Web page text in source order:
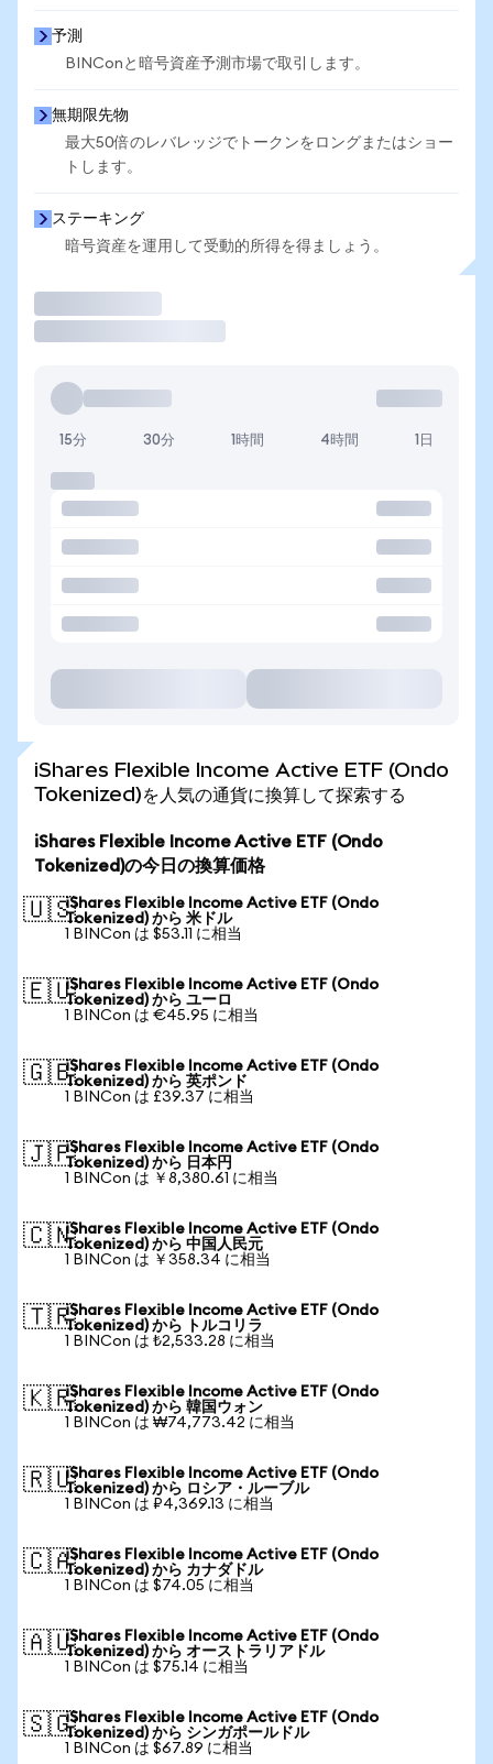
予測
BINConと暗号資産予測市場で取引します。
無期限先物
最大50倍のレバレッジでトークンをロングまたはショー
トします。
ステーキング
暗号資産を運用して受動的所得を得ましょう。
15分 30分 1時間 4時間 1日
iShares Flexible Income Active ETF (Ondo
Tokenized)を人気の通貨に換算して探索する
iShares Flexible Income Active ETF (Ondo
Tokenized)の今日の換算価格
🇺🇸iShares Flexible Income Active ETF (Ondo
Tokenized) から 米ドル
1 BINCon は $53.11 に相当
🇪🇺iShares Flexible Income Active ETF (Ondo
Tokenized) から ユーロ
1 BINCon は €45.95 に相当
🇬🇧iShares Flexible Income Active ETF (Ondo
Tokenized) から 英ポンド
1 BINCon は £39.37 に相当
🇯🇵iShares Flexible Income Active ETF (Ondo
Tokenized) から 日本円
1 BINCon は ￥8,380.61 に相当
🇨🇳iShares Flexible Income Active ETF (Ondo
Tokenized) から 中国人民元
1 BINCon は ￥358.34 に相当
🇹🇷iShares Flexible Income Active ETF (Ondo
Tokenized) から トルコリラ
1 BINCon は ₺2,533.28 に相当
🇰🇷iShares Flexible Income Active ETF (Ondo
Tokenized) から 韓国ウォン
1 BINCon は ₩74,773.42 に相当
🇷🇺iShares Flexible Income Active ETF (Ondo
Tokenized) から ロシア・ルーブル
1 BINCon は ₽4,369.13 に相当
🇨🇦iShares Flexible Income Active ETF (Ondo
Tokenized) から カナダドル
1 BINCon は $74.05 に相当
🇦🇺iShares Flexible Income Active ETF (Ondo
Tokenized) から オーストラリアドル
1 BINCon は $75.14 に相当
🇸🇬iShares Flexible Income Active ETF (Ondo
Tokenized) から シンガポールドル
1 BINCon は $67.89 に相当